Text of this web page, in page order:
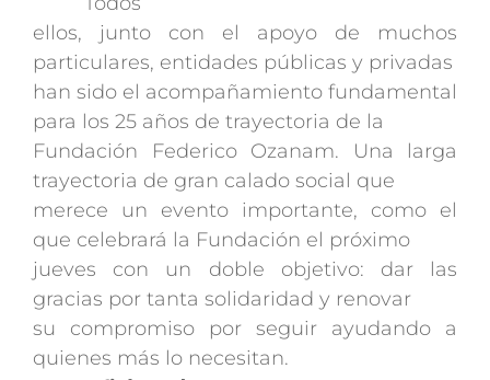
ellos, junto con el apoyo de muchos
particulares, entidades públicas y privadas
han sido el acompañamiento fundamental
para los 25 años de trayectoria de la
Fundación Federico Ozanam. Una larga
trayectoria de gran calado social que
merece un evento importante, como el
que celebrará la Fundación el próximo
jueves con un doble objetivo: dar las
gracias por tanta solidaridad y renovar
su compromiso por seguir ayudando a
quienes más lo necesitan.